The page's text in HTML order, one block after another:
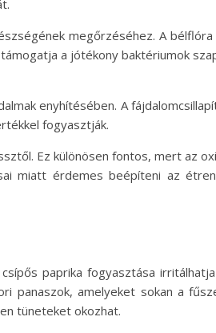
megőrzéséhez. A
a jótékony baktériumok
enyhítésében. A
fogyasztják.
Ez különösen fontos, mert az
miatt érdemes beépíteni az
paprika fogyasztása
panaszok, amelyeket sokan a
tüneteket okozhat.